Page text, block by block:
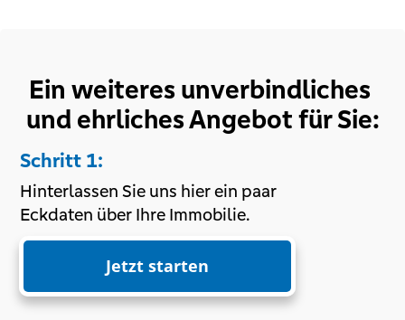
Ein weiteres unverbindliches
und ehrliches Angebot für Sie:
Schritt 1:
Hinterlassen Sie uns hier ein paar
Eckdaten über Ihre Immobilie.
Jetzt starten